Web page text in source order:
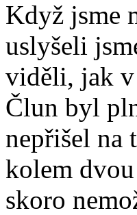
Když jsme
uslyšeli
viděli, jak
Člun byl
nepřišel na
kolem
skoro